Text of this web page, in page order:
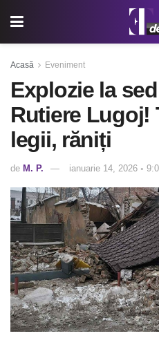
Acasă Eveniment
Explozie la
Rutiere Lugoj!
legii, răniți
de M. P. ianuarie 14, 2026 ◦